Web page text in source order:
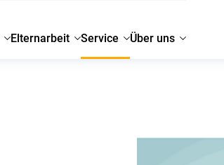
Elternarbeit Service Über uns